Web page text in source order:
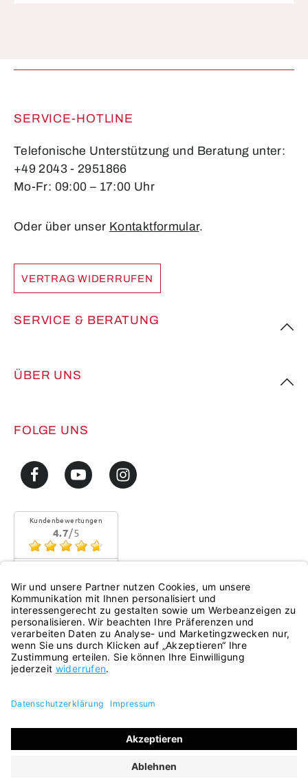
SERVICE-HOTLINE
Telefonische Unterstützung und Beratung unter:
+49 2043 - 2951866
Mo-Fr: 09:00 – 17:00 Uhr
Oder über unser Kontaktformular.
VERTRAG WIDERRUFEN
SERVICE & BERATUNG
ÜBER UNS
FOLGE UNS
Kundenbewertungen
4.7/5
eKomi
und ggf. Nachnahmegebühren, wenn nicht anders
angegeben.